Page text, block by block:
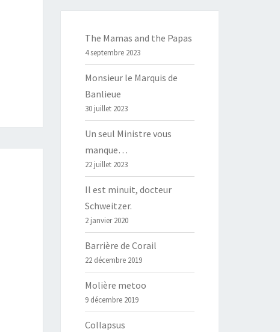
The Mamas and the Papas
4 septembre 2023
Monsieur le Marquis de
Banlieue
30 juillet 2023
Un seul Ministre vous
manque…
22 juillet 2023
Il est minuit, docteur
Schweitzer.
2 janvier 2020
Barrière de Corail
22 décembre 2019
Molière metoo
9 décembre 2019
Collapsus